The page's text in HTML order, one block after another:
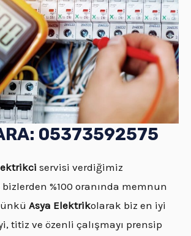
05373592575
servisi verdiğimiz
%100 oranında memnun
Asya Elektrikolarak biz en iyi
titiz ve özenli çalışmayı prensip